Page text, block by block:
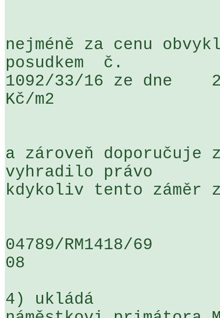
nejméně za cenu
posudkem  č.
1092/33/16 ze dne
Kč/m2
a zároveň
vyhradilo právo
kdykoliv tento záměr
04789/RM1418/
08
4) ukládá